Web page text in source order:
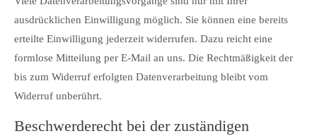
ausdrücklichen Einwilligung möglich. Sie können eine bereits
erteilte Einwilligung jederzeit widerrufen. Dazu reicht eine
formlose Mitteilung per E-Mail an uns. Die Rechtmäßigkeit der
bis zum Widerruf erfolgten Datenverarbeitung bleibt vom
Widerruf unberührt.
Beschwerderecht bei der zuständigen